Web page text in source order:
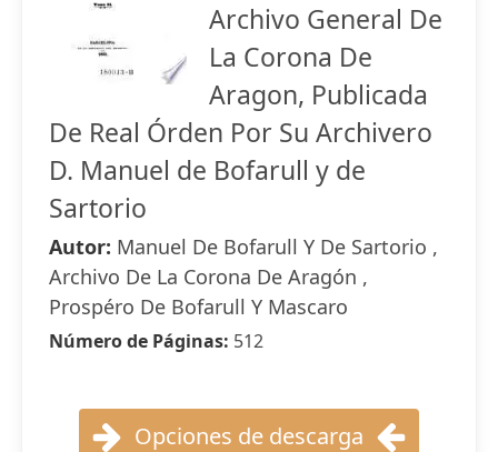
Archivo General De
La Corona De
Aragon, Publicada
De Real Órden Por Su Archivero
D. Manuel de Bofarull y de
Sartorio
Autor: Manuel De Bofarull Y De Sartorio ,
Archivo De La Corona De Aragón ,
Prospéro De Bofarull Y Mascaro
Número de Páginas: 512
Opciones de descarga